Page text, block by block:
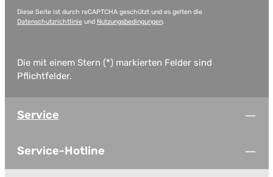
Diese Seite ist durch reCAPTCHA geschützt und es gelten die
Datenschutzrichtlinieund Nutzungsbedingungen.
Die mit einem Stern (*) markierten Felder sind
Pflichtfelder.
Service
Service-Hotline